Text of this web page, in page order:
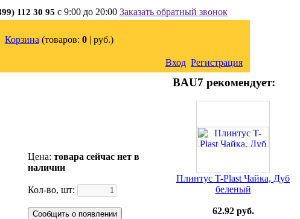
112 30 95 с 9:00 до 20:00 Заказать обратный звонок
Корзина (товаров: 0 | руб.)
Вход Регистрация
Цена: товара сейчас нет в
наличии
Кол-во, шт:
Сообщить о появлении
BAU7 рекомендует:
Плинтус T-Plast Чайка, Дуб
беленый
62.92 руб.